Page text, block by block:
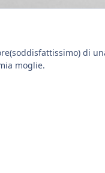
di
moglie.